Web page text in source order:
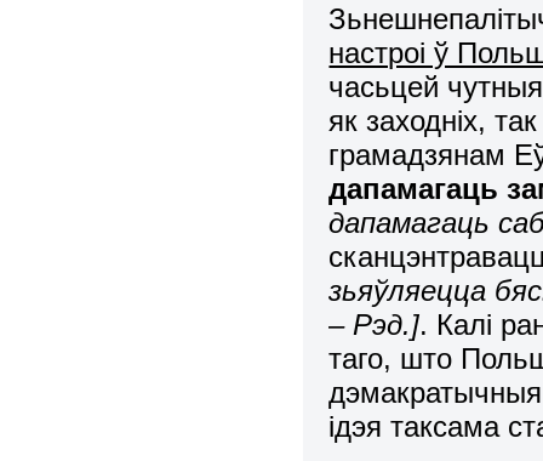
настроі ў
часьцей
як заходніх,
грамадзянам
дапамагаць
дапамагаць
зьяўляецца
– Рэд.]. Калі
таго, што
дэмакратычныя
ідэя таксама